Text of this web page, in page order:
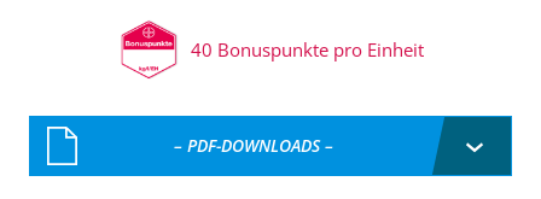
40 Bonuspunkte pro Einheit
– PDF-DOWNLOADS –